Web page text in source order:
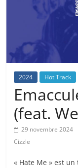
2024 Hot Track
(feat.
29 novembre 2024
Cizzle
« Hate Me » est